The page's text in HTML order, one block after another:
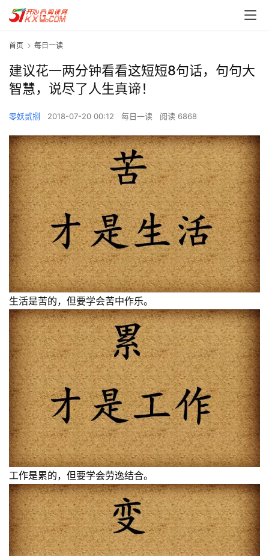
首页 每日一读
建议花一两分钟看看这短短8句话，句句大
智慧，说尽了人生真谛！
零妖贰捌 2018-07-20 00:12 每日一读 阅读 6868
生活是苦的，但要学会苦中作乐。
工作是累的，但要学会劳逸结合。